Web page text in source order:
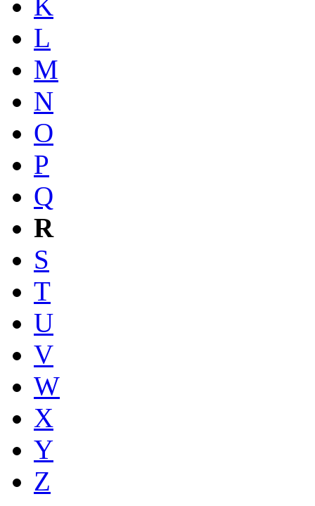
K
L
M
N
O
P
Q
R
S
T
U
V
W
X
Y
Z